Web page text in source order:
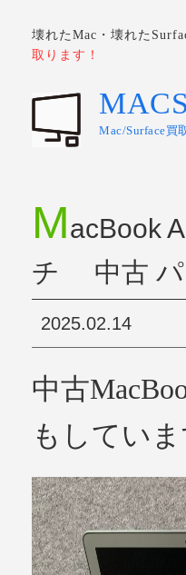
壊れたMac・壊れた
取ります！
Mac/Surface買
MacBook
チ 中古 パ
2025.02.14
中古
もしていま